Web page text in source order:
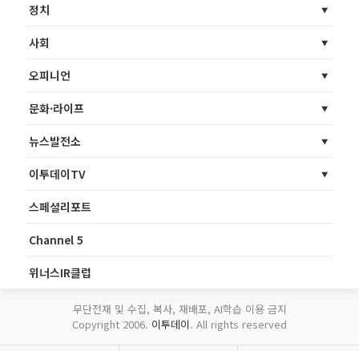
정치
사회
오피니언
문화·라이프
뉴스발전소
이투데이TV
스페셜리포트
Channel 5
위너스IR클럽
무단전재 및 수집, 복사, 재배포, AI학습 이용 금지
Copyright 2006. 이투데이. All rights reserved